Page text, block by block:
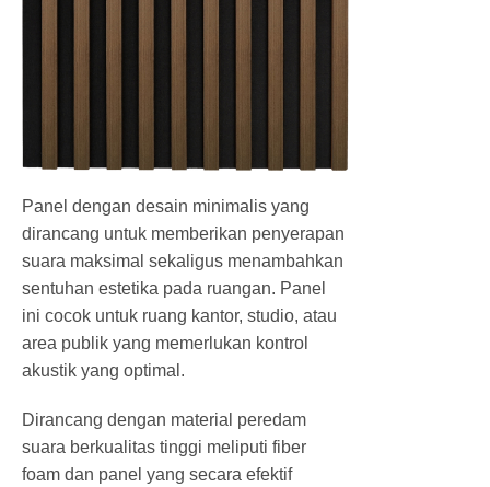
Panel dengan desain minimalis yang
dirancang untuk memberikan penyerapan
suara maksimal sekaligus menambahkan
sentuhan estetika pada ruangan. Panel
ini cocok untuk ruang kantor, studio, atau
area publik yang memerlukan kontrol
akustik yang optimal.
Dirancang dengan material peredam
suara berkualitas tinggi meliputi fiber
foam dan panel yang secara efektif